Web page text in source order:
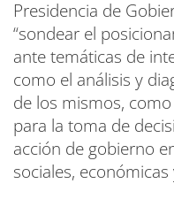
Presidencia de
“sondear el
ante temáticas de
como el análisis y
de los mismos,
para la toma de
acción de gobierno
sociales, económicas